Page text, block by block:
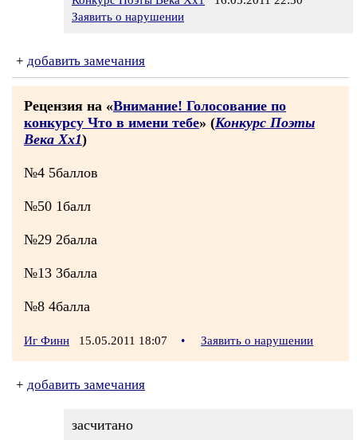
Заявить о нарушении
+ добавить замечания
Рецензия на «Внимание! Голосование по
конкурсу Что в имени тебе» (Конкурс Поэты
Века Хх1)
№4 5баллов
№50 1балл
№29 2балла
№13 3балла
№8 4балла
Иг Финн 15.05.2011 18:07 • Заявить о нарушении
+ добавить замечания
засчитано